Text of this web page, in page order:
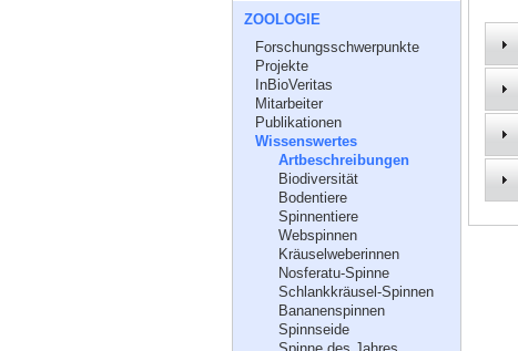
ZOOLOGIE
Forschungsschwerpunkte
Projekte
InBioVeritas
Mitarbeiter
Publikationen
Wissenswertes
Artbeschreibungen
Biodiversität
Bodentiere
Spinnentiere
Webspinnen
Kräuselweberinnen
Nosferatu-Spinne
Schlankkräusel-Spinnen
Bananenspinnen
Spinnseide